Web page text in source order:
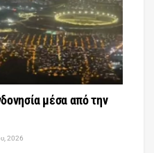
μέσα από την
2026